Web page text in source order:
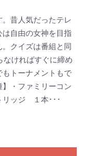
。昔人気だったテレ
自由の女神を目指
クイズは番組と同
なければすぐに締め
トーナメントもで
・ファミリーコン
リッジ １本･･･